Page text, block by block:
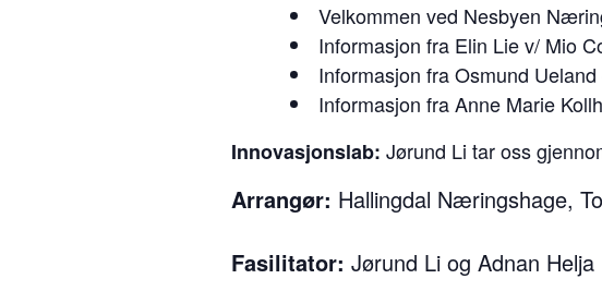
Velkommen ved Nesbyen
Informasjon fra Elin Lie v/ Mio
Informasjon fra Osmund
Informasjon fra Anne Marie
Innovasjonslab: Jørund Li tar oss
Arrangør: Hallingdal Næringshage,
Fasilitator: Jørund Li og Adnan Helja